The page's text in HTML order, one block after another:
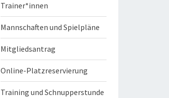
Trainer*innen
Mannschaften und Spielpläne
Mitgliedsantrag
Online-Platzreservierung
Training und Schnupperstunde